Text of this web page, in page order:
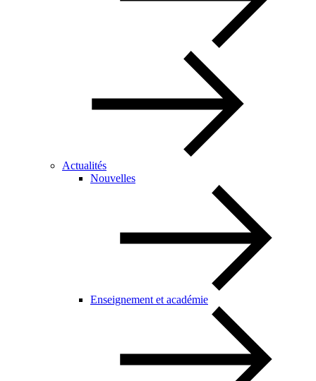
Actualités
Nouvelles
Enseignement et académie